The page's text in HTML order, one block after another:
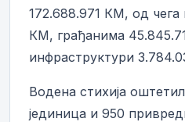
172.688.971 КМ, од чега
КМ, грађанима
инфраструктури
Водена стихија
јединица и 950